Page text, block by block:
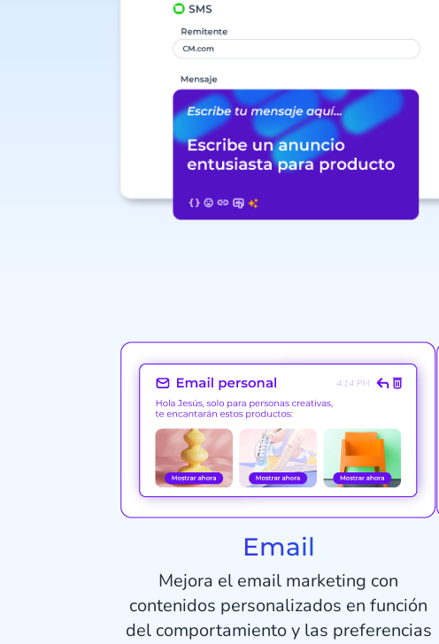
Email
Mejora el email marketing con
contenidos personalizados en función
del comportamiento y las preferencias